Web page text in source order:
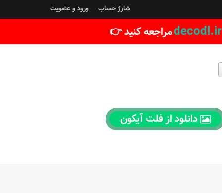
شارژ حساب ورود و عضویت
decodl.irمراجعه کنید 👉
دانلود از فلت آیکون